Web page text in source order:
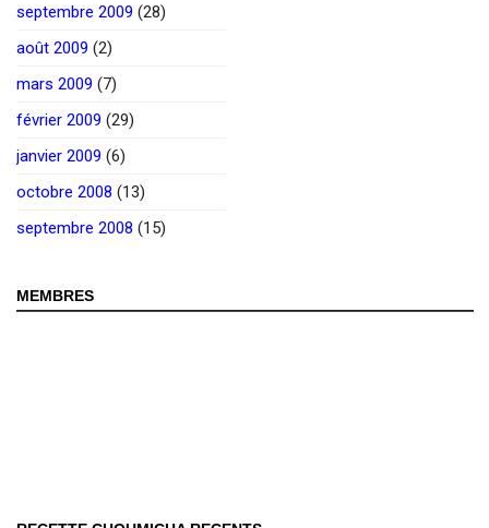
septembre 2009 (28)
août 2009 (2)
mars 2009 (7)
février 2009 (29)
janvier 2009 (6)
octobre 2008 (13)
septembre 2008 (15)
MEMBRES